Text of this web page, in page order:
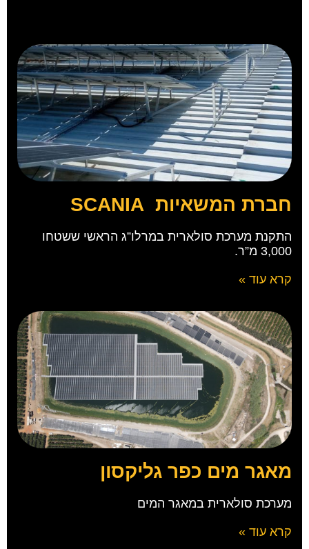
חברת המשאיות SCANIA
התקנת מערכת סולארית במרלו”ג הראשי ששטחו
3,000 מ”ר.
קרא עוד »
מאגר מים כפר גליקסון
מערכת סולארית במאגר המים
קרא עוד »